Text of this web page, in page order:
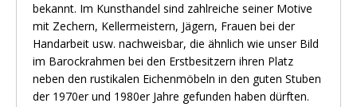
bekannt. Im Kunsthandel sind zahlreiche seiner Motive
mit Zechern, Kellermeistern, Jägern, Frauen bei der
Handarbeit usw. nachweisbar, die ähnlich wie unser Bild
im Barockrahmen bei den Erstbesitzern ihren Platz
neben den rustikalen Eichenmöbeln in den guten Stuben
der 1970er und 1980er Jahre gefunden haben dürften.